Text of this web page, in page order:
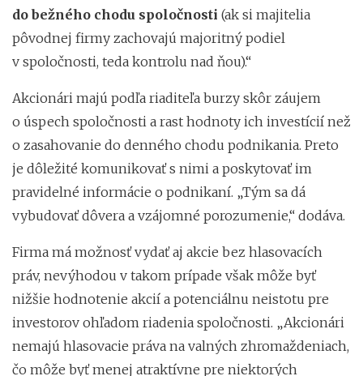
do bežného chodu spoločnosti (ak si majitelia
pôvodnej firmy zachovajú majoritný podiel
v spoločnosti, teda kontrolu nad ňou).“
Akcionári majú podľa riaditeľa burzy skôr záujem
o úspech spoločnosti a rast hodnoty ich investícií než
o zasahovanie do denného chodu podnikania. Preto
je dôležité komunikovať s nimi a poskytovať im
pravidelné informácie o podnikaní. „Tým sa dá
vybudovať dôvera a vzájomné porozumenie,“ dodáva.
Firma má možnosť vydať aj akcie bez hlasovacích
práv, nevýhodou v takom prípade však môže byť
nižšie hodnotenie akcií a potenciálnu neistotu pre
investorov ohľadom riadenia spoločnosti. „Akcionári
nemajú hlasovacie práva na valných zhromaždeniach,
čo môže byť menej atraktívne pre niektorých